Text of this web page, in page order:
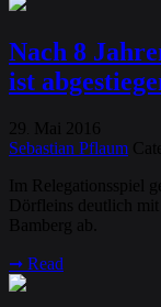
Nach 8
ist
29 Mai
2016
Sebastian Pflaum
Im Relegationsspiel
Dörfleins deutlich
Bamberg ab.
➞ Read